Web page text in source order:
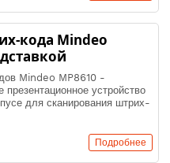
кода Mindeo
Mindeo MP8610 -
презентационное устройство
для сканирования штрих-
Подробнее